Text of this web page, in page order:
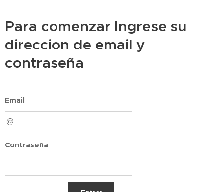
Para comenzar Ingrese su
direccion de email y
contraseña
Email
Contraseña